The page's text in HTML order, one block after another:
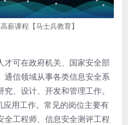
薪课程【马士兵教育】
才可在政府机关、国家安全部
通信领域从事各类信息安全系
、设计、开发和管理工作。
用工作。常见的岗位主要有
全工程师、信息安全测评工程